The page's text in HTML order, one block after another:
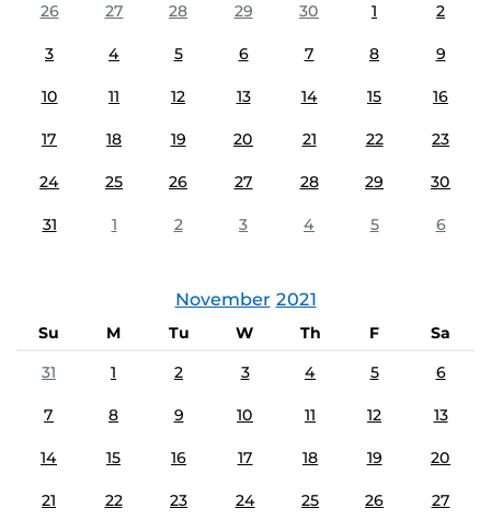
26
27 28 29 30 1 2
3 4 5 6 7 8 9
10 11 12 13 14 15 16
17 18 19 20 21 22 23
24 25 26 27 28 29 30
31 1 2 3 4 5 6
November 2021
Su M Tu W Th F
Sa
31
1 2 3 4 5 6
7 8 9 10 11 12 13
14 15 16 17 18 19 20
21 22 23 24 25 26 27